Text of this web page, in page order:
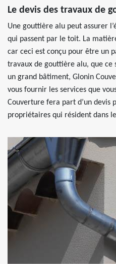
Le devis des travaux de
Une gouttière alu peut assurer
qui passent par le toit. La
car ceci est conçu pour être un
travaux de gouttière alu, que ce
un grand bâtiment, Glonin
vous fournir les services que
Couverture fera part d’un devis
propriétaires qui résident dans